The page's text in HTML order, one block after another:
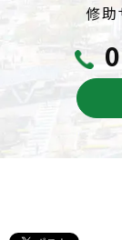
修助